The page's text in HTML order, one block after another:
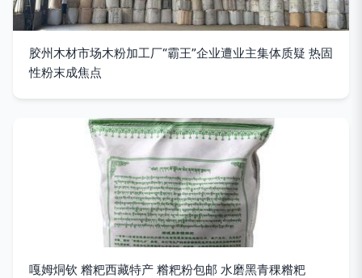
胶州木材市场木粉加工厂“霸王”企业遭业主集体质疑 热固
性粉末成焦点
嘎姆烔钦 糌粑西藏特产 糌粑粉包邮 水磨黑青稞糌粑